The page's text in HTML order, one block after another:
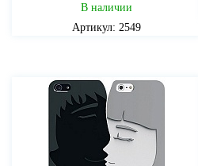
В наличии
Артикул: 2549